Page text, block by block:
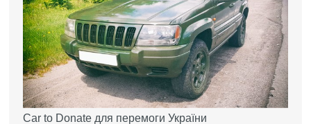
Car to Donate для перемоги України